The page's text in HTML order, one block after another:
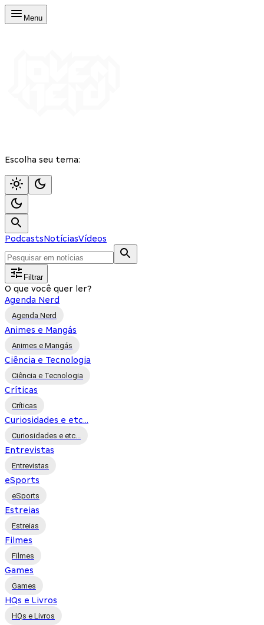
Menu
Escolha seu tema:
PodcastsNotíciasVídeos
Filtrar
O que você quer ler?
Agenda Nerd
Agenda Nerd
Animes e Mangás
Animes e Mangás
Ciência e Tecnologia
Ciência e Tecnologia
Críticas
Críticas
Curiosidades e etc...
Curiosidades e etc...
Entrevistas
Entrevistas
eSports
eSports
Estreias
Estreias
Filmes
Filmes
Games
Games
HQs e Livros
HQs e Livros